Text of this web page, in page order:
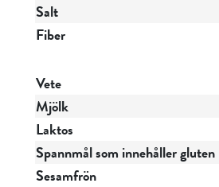
Salt
Fiber
Vete
Mjölk
Laktos
Spannmål som innehåller gluten
Sesamfrön